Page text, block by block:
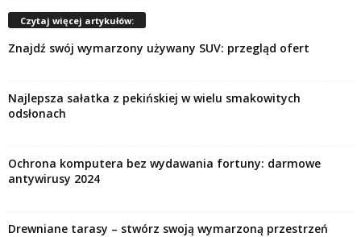
Czytaj więcej artykułów:
Znajdź swój wymarzony używany SUV: przegląd ofert
Najlepsza sałatka z pekińskiej w wielu smakowitych
odsłonach
Ochrona komputera bez wydawania fortuny: darmowe
antywirusy 2024
Drewniane tarasy – stwórz swoją wymarzoną przestrzeń